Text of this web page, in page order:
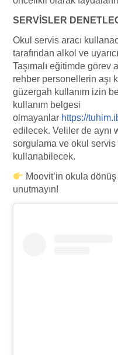
SERVİSLER
Okul servis aracı
tarafından alkol ve
Taşımalı eğitimde
rehber personellerin aşı
güzergah kullanım izin
kullanım belgesi
olmayanlar https://
edilecek. Veliler de aynı
sorgulama ve okul
kullanabilecek.
Moovit’in okula
unutmayın!